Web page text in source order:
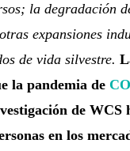
la degradación
expansiones
de vida silvestre.
la pandemia de
de WCS
en los